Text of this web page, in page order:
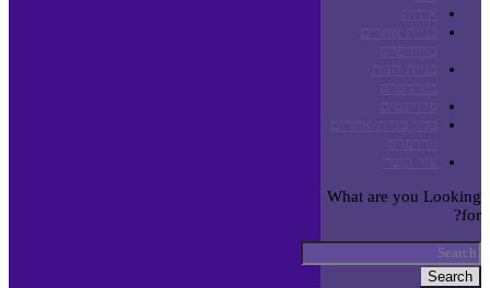
אודות
בניית אתרים
בוורדפרס
בניית חנות
בוורדפרס
פרויקטים
בלוג בניית אתרים
וורדפרס
צור קשר
What are you Looking
for?
Search